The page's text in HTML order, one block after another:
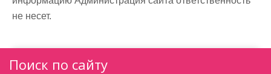
не несет.
Поиск по сайту